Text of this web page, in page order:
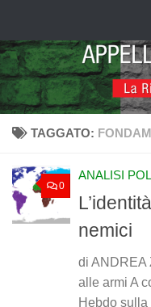
TAGGATO:
0
ANALISI
nemici
di ANDREA
alle armi A
Hebdo